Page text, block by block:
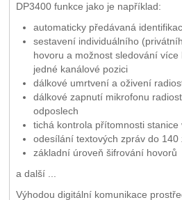
DP3400 funkce jako je například:
automaticky předávaná
sestavení individuálního
hovoru a možnost sledování více
jedné kanálové pozici
dálkové umrtvení a oživení
dálkové zapnutí mikrofonu
odposlech
tichá kontrola přítomnosti
odesílání textových zpráv do 140
základní úroveň šifrování hovorů
a další ...
Výhodou digitální komunikace